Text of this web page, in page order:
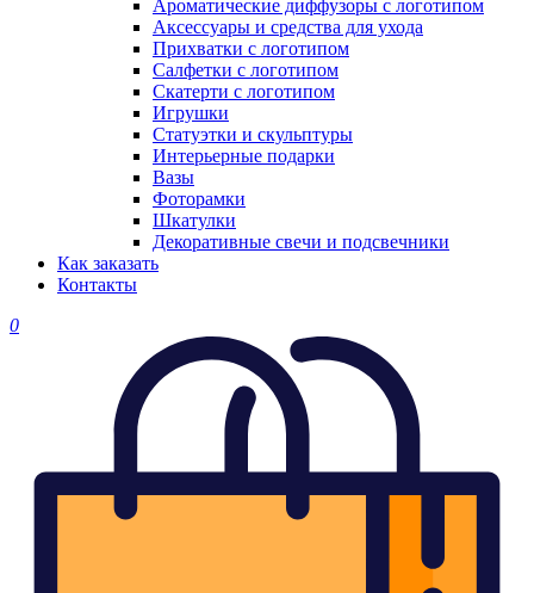
Ароматические диффузоры с логотипом
Аксессуары и средства для ухода
Прихватки с логотипом
Салфетки с логотипом
Скатерти с логотипом
Игрушки
Статуэтки и скульптуры
Интерьерные подарки
Вазы
Фоторамки
Шкатулки
Декоративные свечи и подсвечники
Как заказать
Контакты
0